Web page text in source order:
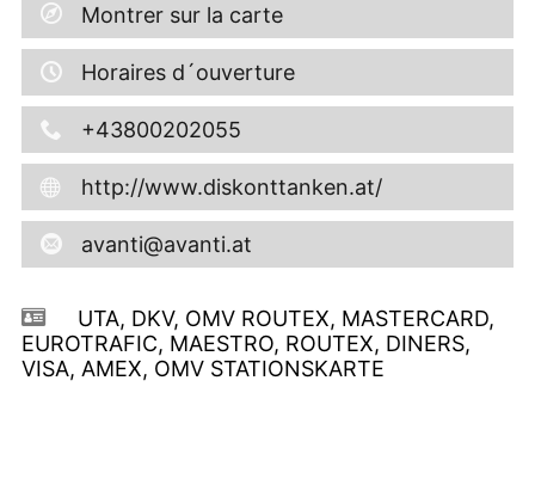
Montrer sur la carte
Horaires d´ouverture
+43800202055
http://www.diskonttanken.at/
avanti@avanti.at
UTA, DKV, OMV ROUTEX, MASTERCARD,
EUROTRAFIC, MAESTRO, ROUTEX, DINERS,
VISA, AMEX, OMV STATIONSKARTE